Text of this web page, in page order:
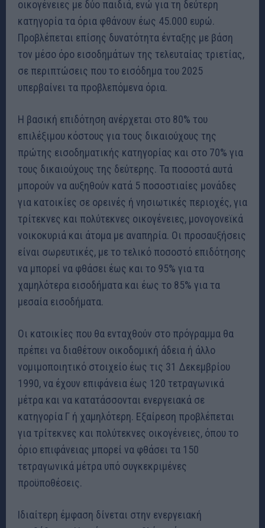
οικογένειες με δύο παιδιά, ενώ για τη δεύτερη
κατηγορία τα όρια φθάνουν έως 45.000 ευρώ.
Προβλέπεται επίσης δυνατότητα ένταξης με βάση
τον μέσο όρο εισοδημάτων της τελευταίας τριετίας,
σε περιπτώσεις που το εισόδημα του 2025
υπερβαίνει τα προβλεπόμενα όρια.
Η βασική επιδότηση ανέρχεται στο 80% του
επιλέξιμου κόστους για τους δικαιούχους της
πρώτης εισοδηματικής κατηγορίας και στο 70% για
τους δικαιούχους της δεύτερης. Τα ποσοστά αυτά
μπορούν να αυξηθούν κατά 5 ποσοστιαίες μονάδες
για κατοικίες σε ορεινές ή νησιωτικές περιοχές, για
τρίτεκνες και πολύτεκνες οικογένειες, μονογονεϊκά
νοικοκυριά και άτομα με αναπηρία. Οι προσαυξήσεις
είναι σωρευτικές, με το τελικό ποσοστό επιδότησης
να μπορεί να φθάσει έως και το 95% για τα
χαμηλότερα εισοδήματα και έως το 85% για τα
μεσαία εισοδήματα.
Οι κατοικίες που θα ενταχθούν στο πρόγραμμα θα
πρέπει να διαθέτουν οικοδομική άδεια ή άλλο
νομιμοποιητικό στοιχείο έως τις 31 Δεκεμβρίου
1990, να έχουν επιφάνεια έως 120 τετραγωνικά
μέτρα και να κατατάσσονται ενεργειακά σε
κατηγορία Γ ή χαμηλότερη. Εξαίρεση προβλέπεται
για τρίτεκνες και πολύτεκνες οικογένειες, όπου το
όριο επιφάνειας μπορεί να φθάσει τα 150
τετραγωνικά μέτρα υπό συγκεκριμένες
προϋποθέσεις.
Ιδιαίτερη έμφαση δίνεται στην ενεργειακή